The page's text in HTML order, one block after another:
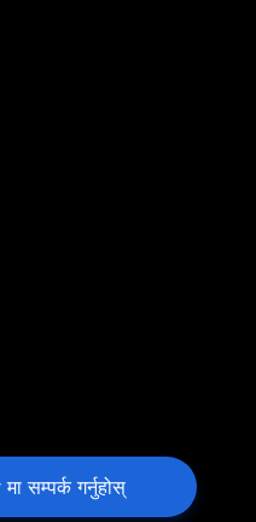
सम्पर्क गर्नुहोस्